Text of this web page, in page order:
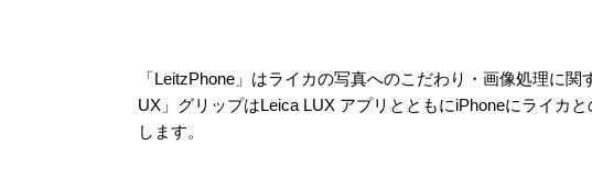
「LeitzPhone」はライカの写真へのこだわり・画像処理に
UX」グリップはLeica LUX アプリとともにiPhoneにライカ
します。